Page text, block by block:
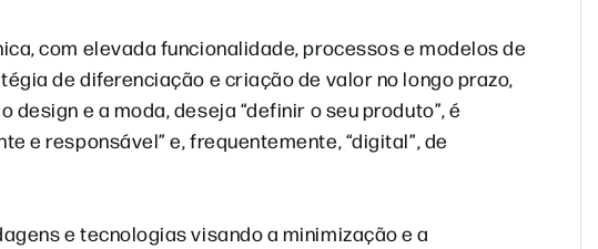
com elevada funcionalidade, processos e modelos de
de diferenciação e criação de valor no longo prazo,
e a moda, deseja “definir o seu produto”, é
e responsável” e, frequentemente, “digital”, de
e tecnologias visando a minimização e a